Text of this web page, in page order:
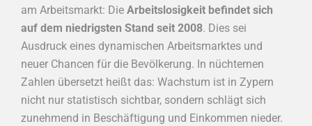
am Arbeitsmarkt: Die Arbeitslosigkeit befindet sich
auf dem niedrigsten Stand seit 2008. Dies sei
Ausdruck eines dynamischen Arbeitsmarktes und
neuer Chancen für die Bevölkerung. In nüchternen
Zahlen übersetzt heißt das: Wachstum ist in Zypern
nicht nur statistisch sichtbar, sondern schlägt sich
zunehmend in Beschäftigung und Einkommen nieder.